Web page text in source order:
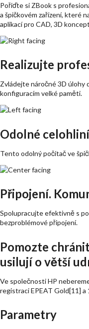
Pořiďte si ZBook s
a špičkovém zařízení, které
aplikací pro CAD, 3D
Realizujte
Zvládejte náročné 3D úlohy
konfiguracím velké paměti.
Odolné
Tento odolný počítač ve
Připojení.
Spolupracujte efektivně s
bezproblémové připojení.
Pomozte
usilují o větší
Ve společnosti HP
registraci EPEAT Gold[11] a
Parametry